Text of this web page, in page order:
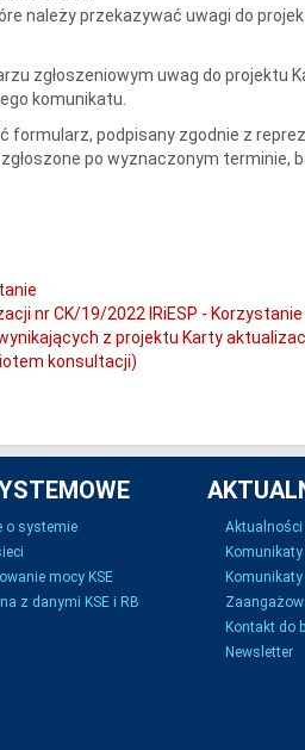
należy przekazywać uwagi do
zgłoszeniowym uwag do projektu
komunikatu.
formularz, podpisany zgodnie z
po wyznaczonym terminie,
nr CK/19/2022 IRiESP - Korzystanie
z projektu Karty
konsultacji)
o systemie
mocy KSE
z danymi KSE i RB
Aktualności
Komunikaty
Komunikaty
Kontakt do
Newsletter